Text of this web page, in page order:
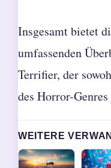
Insgesamt bietet
umfassenden
Terrifier, der
des Horror-
WEITERE